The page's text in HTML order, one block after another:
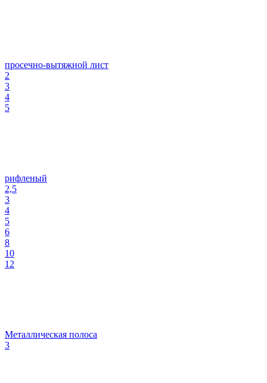
просечно-вытяжной лист
2
3
4
5
рифленый
2,5
3
4
5
6
8
10
12
Металлическая полоса
3